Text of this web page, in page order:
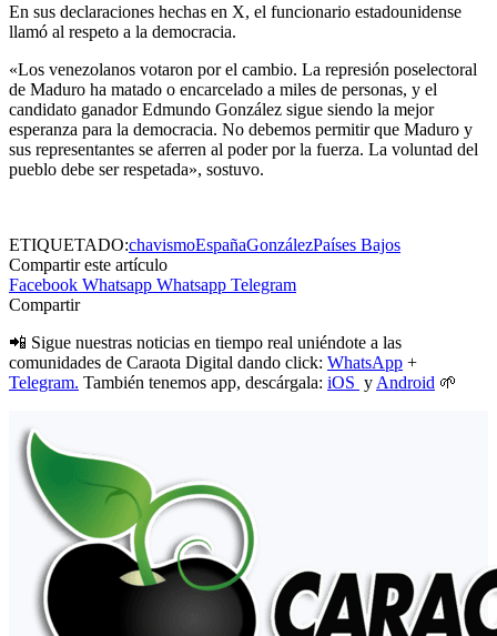
En sus declaraciones hechas en X, el funcionario estadounidense
llamó al respeto a la democracia.
«Los venezolanos votaron por el cambio. La represión poselectoral
de Maduro ha matado o encarcelado a miles de personas, y el
candidato ganador Edmundo González sigue siendo la mejor
esperanza para la democracia. No debemos permitir que Maduro y
sus representantes se aferren al poder por la fuerza. La voluntad del
pueblo debe ser respetada», sostuvo.
ETIQUETADO:chavismoEspañaGonzálezPaíses Bajos
Compartir este artículo
Facebook Whatsapp Whatsapp Telegram
Compartir
📲 Sigue nuestras noticias en tiempo real uniéndote a las
comunidades de Caraota Digital dando click: WhatsApp +
Telegram. También tenemos app, descárgala: iOS y Android 🌱